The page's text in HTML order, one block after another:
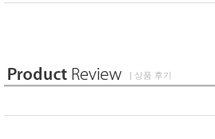
| 상품 후기